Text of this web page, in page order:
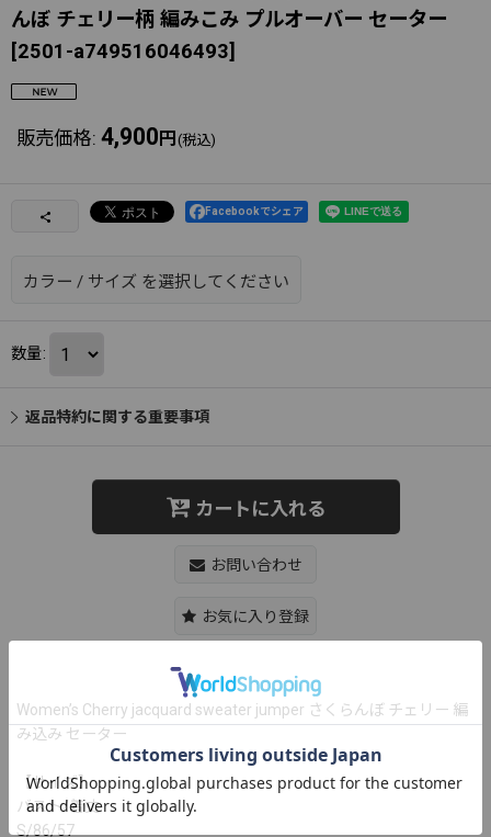
んぼ チェリー柄 編みこみ プルオーバー セーター
[2501-a749516046493]
販売価格: 4,900 円 (税込)
Facebookでシェア
カラー / サイズ を選択してください
数量:
返品特約に関する重要事項
カートに入れる
お問い合わせ
お気に入り登録
Women’s Cherry jacquard sweater jumper さくらんぼ チェリー 編
み込み セーター
【サイズ】
バスト/着丈
S/86/57